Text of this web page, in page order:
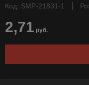
Код: SMP-21831-1
2,71 руб.